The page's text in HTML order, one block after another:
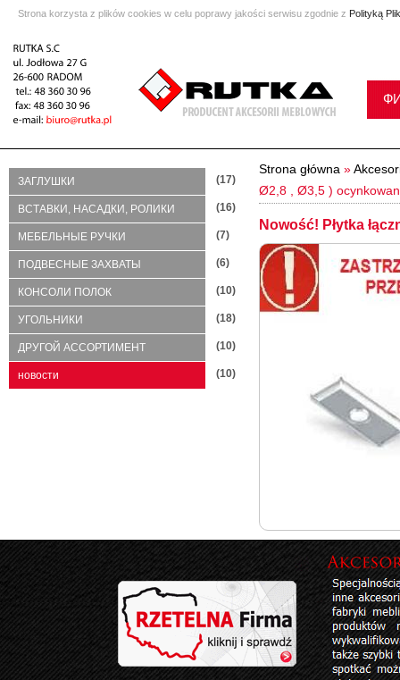
Strona korzysta z plików cookies w celu poprawy jakości serwisu zgodnie z Polityką
ЗАГЛУШКИ (17)
ВСТАВКИ, НАСАДКИ, РОЛИКИ (16)
МЕБЕЛЬНЫЕ РУЧКИ (7)
ПОДВЕСНЫЕ ЗАХВАТЫ (6)
КОНСОЛИ ПОЛОК (10)
УГОЛЬНИКИ (18)
ДРУГОЙ АССОРТИМЕНТ (10)
новости (10)
Strona główna »
Ø2,8 , Ø3,5 )
Nowość! Płytka